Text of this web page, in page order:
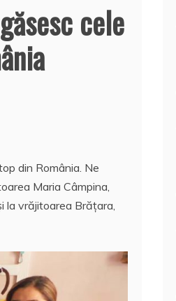
cele
din România. Ne
Maria Câmpina,
la vrăjitoarea Brățara,